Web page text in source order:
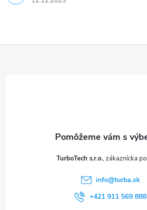
TurboTech s.r.o.
info@turba.sk
+421 911 569 888